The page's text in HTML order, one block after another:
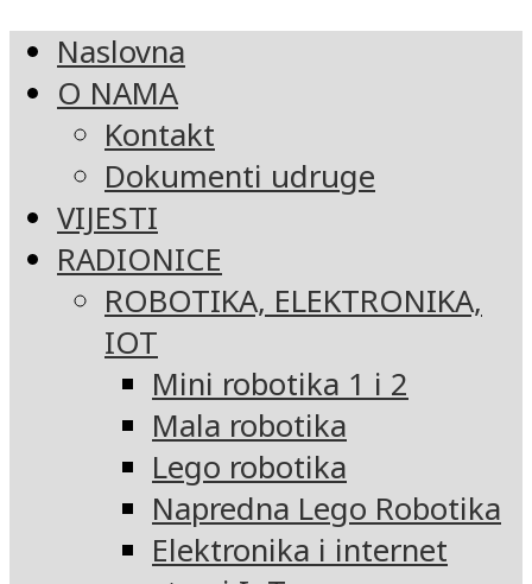
Naslovna
O NAMA
Kontakt
Dokumenti udruge
VIJESTI
RADIONICE
ROBOTIKA, ELEKTRONIKA,
IOT
Mini robotika 1 i 2
Mala robotika
Lego robotika
Napredna Lego Robotika
Elektronika i internet